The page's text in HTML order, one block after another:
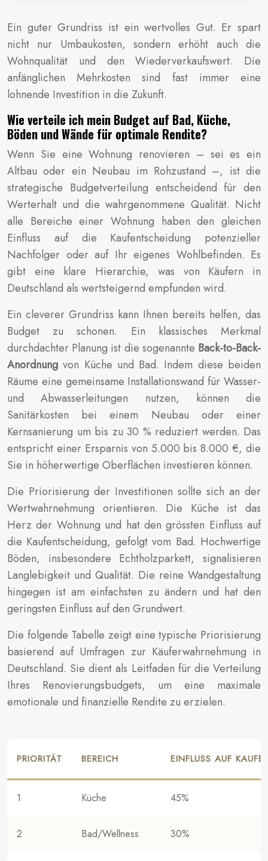
Ein guter Grundriss ist ein wertvolles Gut. Er spart
nicht nur Umbaukosten, sondern erhöht auch die
Wohnqualität und den Wiederverkaufswert. Die
anfänglichen Mehrkosten sind fast immer eine
lohnende Investition in die Zukunft.
Wie verteile ich mein Budget auf Bad, Küche,
Böden und Wände für optimale Rendite?
Wenn Sie eine Wohnung renovieren – sei es ein
Altbau oder ein Neubau im Rohzustand –, ist die
strategische Budgetverteilung entscheidend für den
Werterhalt und die wahrgenommene Qualität. Nicht
alle Bereiche einer Wohnung haben den gleichen
Einfluss auf die Kaufentscheidung potenzieller
Nachfolger oder auf Ihr eigenes Wohlbefinden. Es
gibt eine klare Hierarchie, was von Käufern in
Deutschland als wertsteigernd empfunden wird.
Ein cleverer Grundriss kann Ihnen bereits helfen, das
Budget zu schonen. Ein klassisches Merkmal
durchdachter Planung ist die sogenannte Back-to-Back-
Anordnung von Küche und Bad. Indem diese beiden
Räume eine gemeinsame Installationswand für Wasser-
und Abwasserleitungen nutzen, können die
Sanitärkosten bei einem Neubau oder einer
Kernsanierung um bis zu 30 % reduziert werden. Das
entspricht einer Ersparnis von 5.000 bis 8.000 €, die
Sie in höherwertige Oberflächen investieren können.
Die Priorisierung der Investitionen sollte sich an der
Wertwahrnehmung orientieren. Die Küche ist das
Herz der Wohnung und hat den grössten Einfluss auf
die Kaufentscheidung, gefolgt vom Bad. Hochwertige
Böden, insbesondere Echtholzparkett, signalisieren
Langlebigkeit und Qualität. Die reine Wandgestaltung
hingegen ist am einfachsten zu ändern und hat den
geringsten Einfluss auf den Grundwert.
Die folgende Tabelle zeigt eine typische Priorisierung
basierend auf Umfragen zur Käuferwahrnehmung in
Deutschland. Sie dient als Leitfaden für die Verteilung
Ihres Renovierungsbudgets, um eine maximale
emotionale und finanzielle Rendite zu erzielen.
PRIORITÄT BEREICH EINFLUSS AUF
1 Küche 45%
2 Bad/Wellness 30%